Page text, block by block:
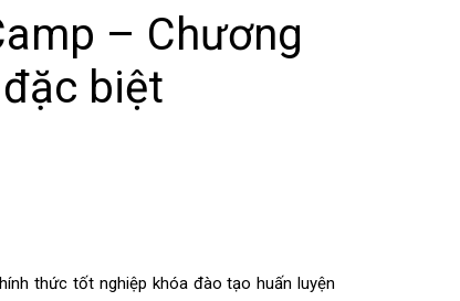
– Chương
biệt
thức tốt nghiệp khóa đào tạo huấn luyện